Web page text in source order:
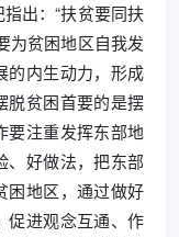
出：“扶贫要同扶
为贫困地区自我发
的内生动力，形成
脱贫困首要的是摆
要注重发挥东部地
、好做法，把东部
困地区，通过做好
促进观念互通、作